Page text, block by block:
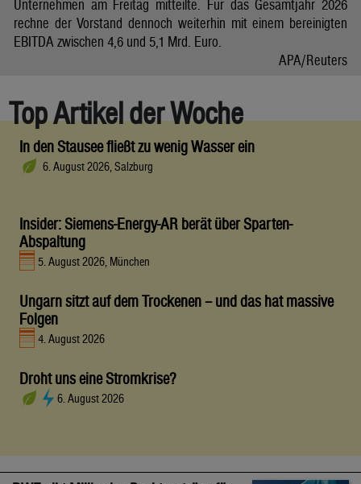
Unternehmen am Freitag mitteilte. Für das Gesamtjahr 2026
rechne der Vorstand dennoch weiterhin mit einem bereinigten
EBITDA zwischen 4,6 und 5,1 Mrd. Euro.
APA/Reuters
Top Artikel der Woche
In den Stausee fließt zu wenig Wasser ein
6. August 2026, Salzburg
Insider: Siemens-Energy-AR berät über Sparten-
Abspaltung
5. August 2026, München
Ungarn sitzt auf dem Trockenen – und das hat massive
Folgen
4. August 2026
Droht uns eine Stromkrise?
6. August 2026